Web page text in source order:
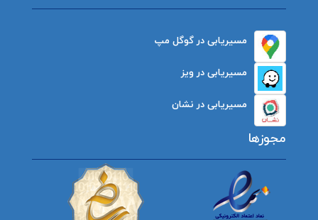
مسیریابی در گوگل مپ
مسیریابی در ویز
مسیریابی در نشان
مجوزها